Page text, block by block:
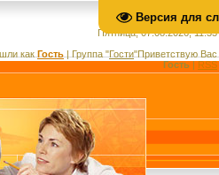
Версия для
Пятница, 07.08.2026, 11:33
как Гость | Группа "Гости"Приветствую Вас
Гость|RSS